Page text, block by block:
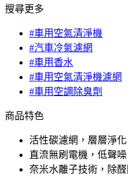
搜尋更多
#車用空氣清淨機
#汽車冷氣濾網
#車用香水
#車用空氣清淨機濾網
#車用空調除臭劑
商品特色
活性碳濾網，層層淨化
直流無刷電機，低聲噪
奈米水離子技術，除